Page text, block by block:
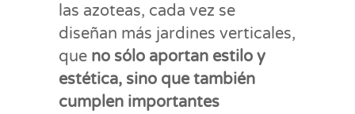
las azoteas, cada vez se
diseñan más jardines verticales,
que no sólo aportan estilo y
estética, sino que también
cumplen importantes